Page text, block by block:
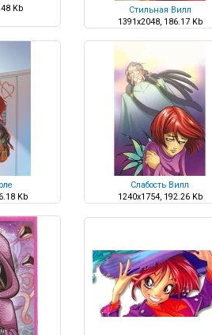
Kb
Стильная Вилл
1391x2048, 186.17 Kb
Kb
Слабость Вилл
1240x1754, 192.26 Kb